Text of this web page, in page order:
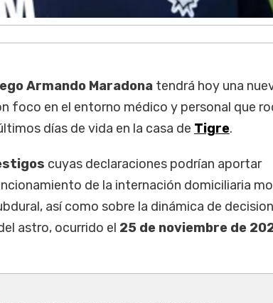
Armando Maradonatendrá hoy una
foco en el entorno médico y personal que
días de vida en la casa de Tigre.
cuyas declaraciones podrían aportar
de la internación domiciliaria
así como sobre la dinámica de
astro, ocurrido el 25 de noviembre de